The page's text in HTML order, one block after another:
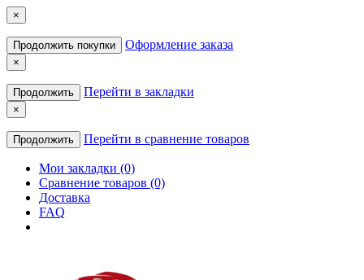
×
Продолжить покупки Оформление заказа
×
Продолжить Перейти в закладки
×
Продолжить Перейти в сравнение товаров
Мои закладки (0)
Сравнение товаров (0)
Доставка
FAQ